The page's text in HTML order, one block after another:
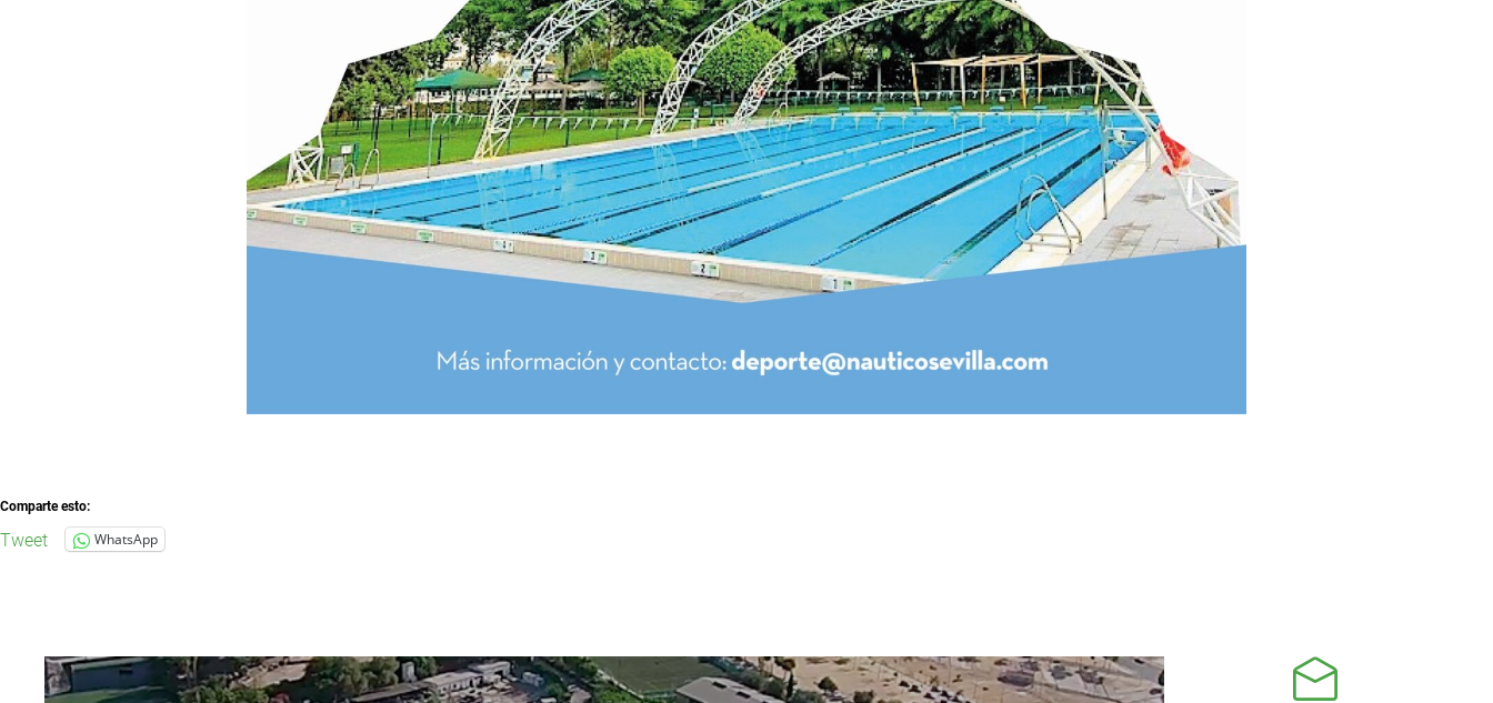
Comparte esto:
Tweet WhatsApp